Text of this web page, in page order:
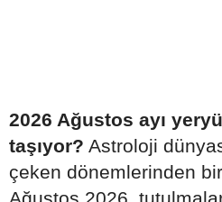
2026 Ağustos ayı
taşıyor? Astroloji
çeken dönemlerinden